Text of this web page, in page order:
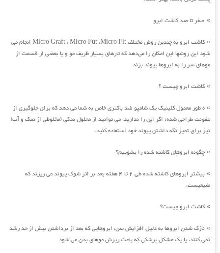
» صفر تا صد کاشت ابرو
»
کاشت ابرو به چندین روش مختلف Micro Graft ، Micro Fut ،Micro Fit انجام می
شود این روشها این امکان را می‌دهد که تارهای بسیار ظریف مو و یا بعضی از قسمت از
موهای سر را به ابروها پیوند بزند
» کاشت ابرو چیست ؟
» ه طور معمول کلینیک یک شامپو ضد باکتری خاص به شما می دهد که برای جلوگیری از
عفونت طراحی شده؛ اگر این را ندارید، می توانید از محلول نمکی (مخلوطی از نمک و آب)
نیز برای تمیز نگه داشتن پیوند خود استفاده کنید.
» چگونه ابروهای کاشته شده را بشوییم؟
»
بیشتر ابروهای کاشته شده طی 2 تا 4 هفته بعد بر اثر شوک پیوند می ریزند که
طبیعیست،
» کاشت ابرو چیست؟
» نازک شدن ابروها به دلیل افزایش سن، ابروهایی که بعد از برداشتن بیش از حد رشد
نمی کنند، یا یک مشکل پزشکی که باعث ریزش موهای بدن می شود